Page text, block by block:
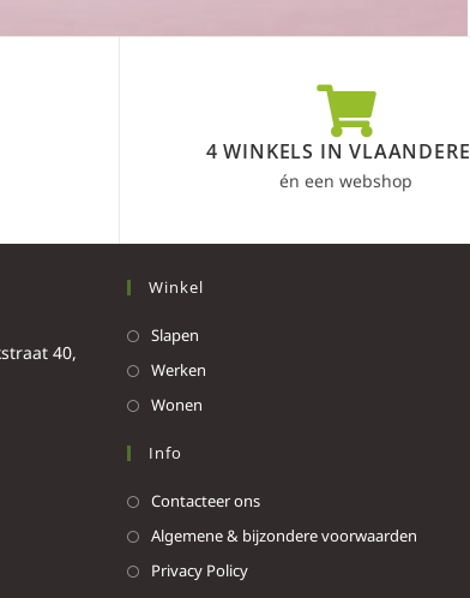
4 WINKELS IN
én een webshop
40,
Winkel
Slapen
Werken
Wonen
Info
Contacteer ons
Algemene & bijzondere voorwaarden
Privacy Policy